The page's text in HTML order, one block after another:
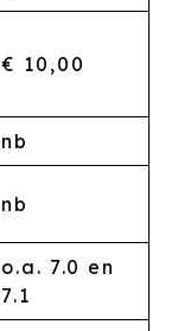
€ 10,00
nb
nb
o.a. 7.0 en
7.1